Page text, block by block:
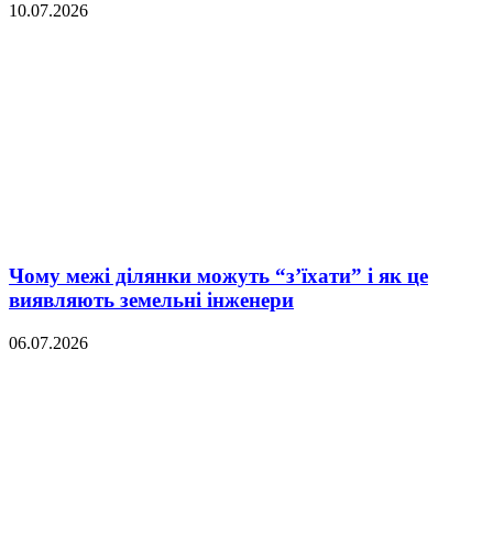
10.07.2026
Чому межі ділянки можуть “з’їхати” і як це
виявляють земельні інженери
06.07.2026